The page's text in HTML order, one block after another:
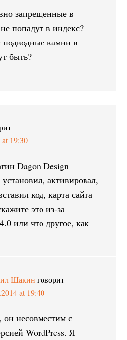
запрещенные в
попадут в индекс?
камни в
быть?
at 19:30
Dagon Design
активировал,
код, карта сайта
это из-за
или что другое, как
Шакин говорит
at 19:40
он несовместим с
WordPress. Я